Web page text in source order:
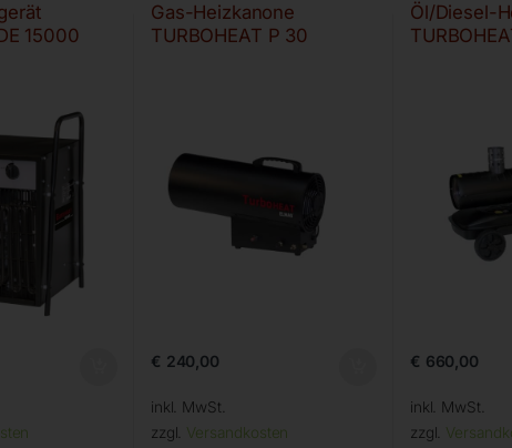
15000
Gas-Heizkanone
TURBOHEAT P 30
€ 240,00
inkl. MwSt.
zzgl. Versandkosten
Öl/Diesel-
€ 660,00
inkl. MwSt.
zzgl.